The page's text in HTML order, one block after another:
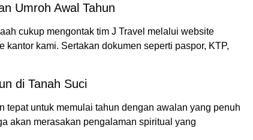
Umroh Awal Tahun
cukup mengontak tim J Travel melalui website
kantor kami. Sertakan dokumen seperti paspor, KTP,
di Tanah Suci
tepat untuk memulai tahun dengan awalan yang penuh
akan merasakan pengalaman spiritual yang